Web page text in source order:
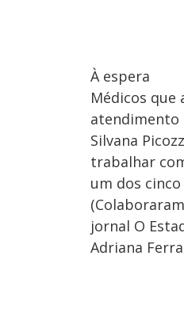
À espera
Médicos
atendimento
Silvana
trabalhar
um dos
jornal O
Adriana